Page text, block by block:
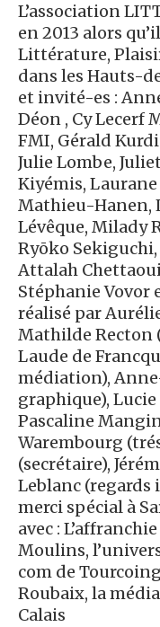
L’association
en 2013 alors
Littérature,
dans les Hauts-
et invité-es :
Déon , Cy Lecerf
FMI, Gérald
Julie Lombe,
Kiyémis,
Mathieu-Hanen,
Lévêque, Milady
Ryōko
Attalah
Stéphanie Vovor
réalisé par
Mathilde Recton
Laude de
médiation),
graphique),
Pascaline
Warembourg
(secrétaire),
Leblanc
merci spécial à
avec :
Moulins,
com de
Roubaix, la
Calais